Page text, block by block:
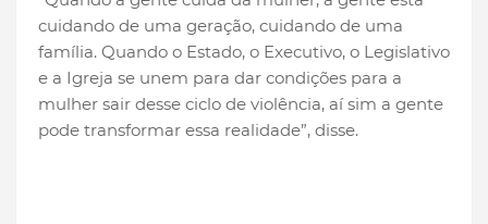
cuidando de uma geração, cuidando de uma
família. Quando o Estado, o Executivo, o Legislativo
e a Igreja se unem para dar condições para a
mulher sair desse ciclo de violência, aí sim a gente
pode transformar essa realidade”, disse.